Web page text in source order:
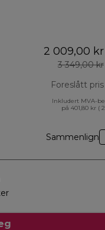
2 009,00 kr
3 349,00 kr
Foreslått pris
Inkludert MVA-
på 401,80 kr (
Sammenlign